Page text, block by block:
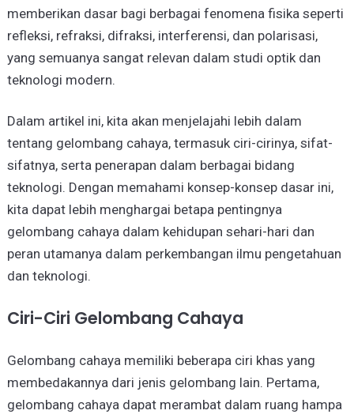
memberikan dasar bagi berbagai fenomena fisika seperti
refleksi, refraksi, difraksi, interferensi, dan polarisasi,
yang semuanya sangat relevan dalam studi optik dan
teknologi modern.
Dalam artikel ini, kita akan menjelajahi lebih dalam
tentang gelombang cahaya, termasuk ciri-cirinya, sifat-
sifatnya, serta penerapan dalam berbagai bidang
teknologi. Dengan memahami konsep-konsep dasar ini,
kita dapat lebih menghargai betapa pentingnya
gelombang cahaya dalam kehidupan sehari-hari dan
peran utamanya dalam perkembangan ilmu pengetahuan
dan teknologi.
Ciri-Ciri Gelombang Cahaya
Gelombang cahaya memiliki beberapa ciri khas yang
membedakannya dari jenis gelombang lain. Pertama,
gelombang cahaya dapat merambat dalam ruang hampa